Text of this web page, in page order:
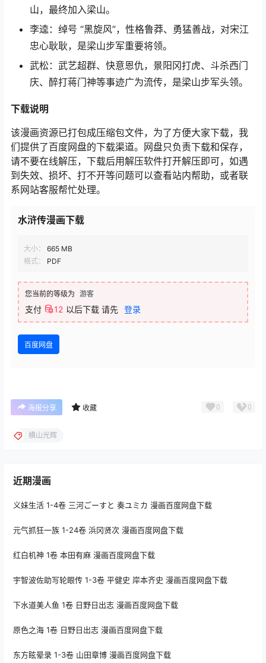
山，最终加入梁山。
李逵：绰号 “黑旋风”，性格鲁莽、勇猛善战，对宋江
忠心耿耿，是梁山步军重要将领。
武松：武艺超群、快意恩仇，景阳冈打虎、斗杀西门
庆、醉打蒋门神等事迹广为流传，是梁山步军头领。
下载说明
该漫画资源已打包成压缩包文件，为了方便大家下载，我
们提供了百度网盘的下载渠道。网盘只负责下载和保存，
请不要在线解压，下载后用解压软件打开解压即可，如遇
到失效、损坏、打不开等问题可以查看站内帮助，或者联
系网站客服帮忙处理。
水浒传漫画下载
大小：
665 MB
格式：
PDF
您当前的等级为 游客
支付 12 以后下载 请先 登录
百度网盘
海报分享 收藏 0 0
横山光辉
近期漫画
义妹生活 1-4卷 三河ごーすと 奏ユミカ 漫画百度网盘下载
元气抓狂一族 1-24卷 浜冈贤次 漫画百度网盘下载
红白机神 1卷 本田有麻 漫画百度网盘下载
宇智波佐助写轮眼传 1-3卷 平健史 岸本齐史 漫画百度网盘下载
下水道美人鱼 1卷 日野日出志 漫画百度网盘下载
原色之海 1卷 日野日出志 漫画百度网盘下载
东方眩晕录 1-3卷 山田章博 漫画百度网盘下载